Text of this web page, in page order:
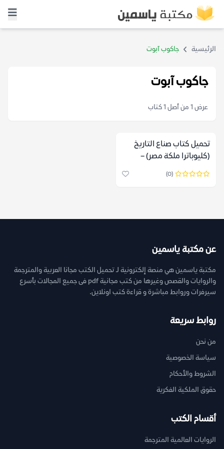
الرئيسية جاكوب آبوت
جاكوب آبوت
عرض 1 من أصل 1 كتاب
تحميل كتاب صناع التاريخ
(كليوباترا ملكة مصر) –
جاكوب آبوت
(0)
عن مكتبة ياسمين
مكتبة ياسمين هي منصة إلكترونية لـ تحميل الكتب مجانا العربية والمترجمة
والروايات والقصص وغيرها من كتب مجانية pdf فى جميع المجالات بأسرع
سيرفرات وروابط مباشرة و قراءة كتب اونلاين.
روابط سريعة
من نحن
سياسة الخصوصية
الشروط والأحكام
حقوق الملكية الفكرية
أقسام الكتب
الروايات العالمية المترجمة